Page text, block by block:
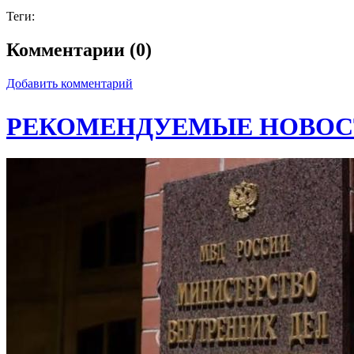
Теги:
Комментарии (0)
Добавить комментарий
РЕКОМЕНДУЕМЫЕ